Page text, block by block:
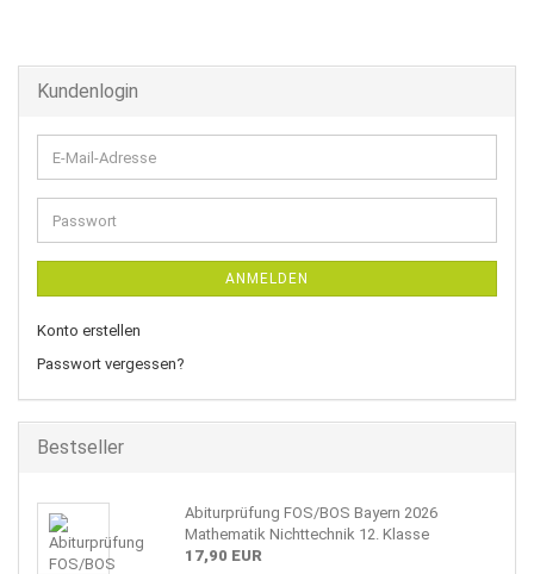
Kundenlogin
E-
Mail-
Adresse
Passwort
ANMELDEN
Konto erstellen
Passwort vergessen?
Bestseller
Abiturprüfung FOS/BOS Bayern 2026
Mathematik Nichttechnik 12. Klasse
17,90 EUR